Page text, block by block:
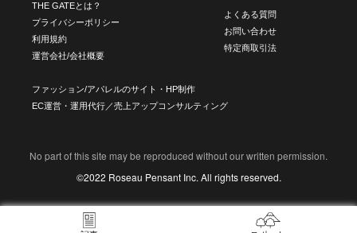
THE GATEとは？
プライバシーポリシー
利用規約
運営会社/会社概要
よくある質問
お問い合わせ
特定商取引法
ファッション/アパレルのサイト・HP制作
EC運営・運用代行／売上アップコンサルティング
No part of this site may be reproduced without our written permission.
©2022 Roseau Pensant Inc. All rights reserved.